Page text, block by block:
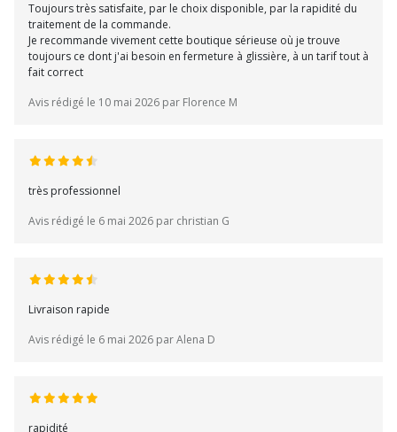
Toujours très satisfaite, par le choix disponible, par la rapidité du
traitement de la commande.
Je recommande vivement cette boutique sérieuse où je trouve
toujours ce dont j'ai besoin en fermeture à glissière, à un tarif tout à
fait correct
Avis rédigé le 10 mai 2026 par Florence M
très professionnel
Avis rédigé le 6 mai 2026 par christian G
Livraison rapide
Avis rédigé le 6 mai 2026 par Alena D
rapidité